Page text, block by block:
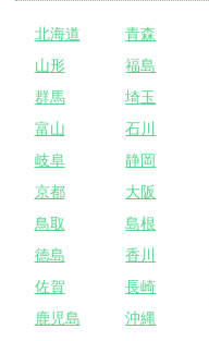
北海道 青森
山形
福島
群馬
埼玉
富山
石川
岐阜
静岡
京都
大阪
鳥取
島根
徳島
香川
佐賀
長崎
鹿児島
沖縄